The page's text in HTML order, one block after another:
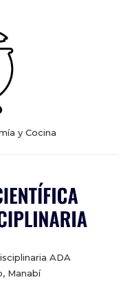
y Cocina
ADA
Manabí